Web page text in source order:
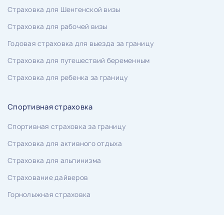
Страховка для Шенгенской визы
Страховка для рабочей визы
Годовая страховка для выезда за границу
Страховка для путешествий беременным
Страховка для ребенка за границу
Спортивная страховка
Спортивная страховка за границу
Страховка для активного отдыха
Страховка для альпинизма
Страхование дайверов
Горнолыжная страховка